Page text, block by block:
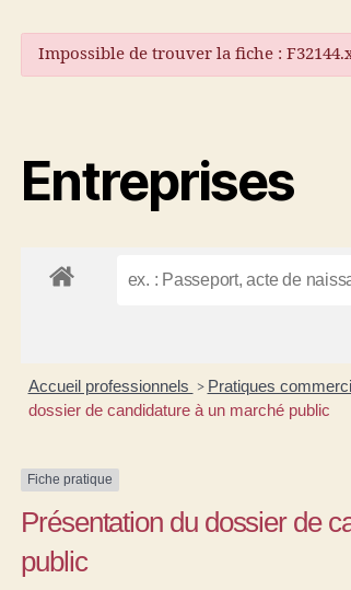
Impossible de trouver la fiche :
Entreprises
Accueil professionnels > Pratiques
dossier de candidature à un marché public
Fiche pratique
Présentation du dossier de
public